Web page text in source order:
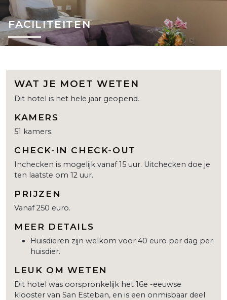
FACILITEITEN
WAT JE MOET WETEN
Dit hotel is het hele jaar geopend.
KAMERS
51 kamers.
CHECK-IN CHECK-OUT
Inchecken is mogelijk vanaf 15 uur. Uitchecken doe je
ten laatste om 12 uur.
PRIJZEN
Vanaf 250 euro.
MEER DETAILS
Huisdieren zijn welkom voor 40 euro per dag per
huisdier.
LEUK OM WETEN
Dit hotel was oorspronkelijk het 16e -eeuwse
klooster van San Esteban, en is een onmisbaar deel